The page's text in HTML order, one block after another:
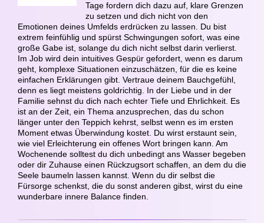
Tage fordern dich dazu auf, klare Grenzen
zu setzen und dich nicht von den
Emotionen deines Umfelds erdrücken zu lassen. Du bist
extrem feinfühlig und spürst Schwingungen sofort, was eine
große Gabe ist, solange du dich nicht selbst darin verlierst.
Im Job wird dein intuitives Gespür gefordert, wenn es darum
geht, komplexe Situationen einzuschätzen, für die es keine
einfachen Erklärungen gibt. Vertraue deinem Bauchgefühl,
denn es liegt meistens goldrichtig. In der Liebe und in der
Familie sehnst du dich nach echter Tiefe und Ehrlichkeit. Es
ist an der Zeit, ein Thema anzusprechen, das du schon
länger unter den Teppich kehrst, selbst wenn es im ersten
Moment etwas Überwindung kostet. Du wirst erstaunt sein,
wie viel Erleichterung ein offenes Wort bringen kann. Am
Wochenende solltest du dich unbedingt ans Wasser begeben
oder dir Zuhause einen Rückzugsort schaffen, an dem du die
Seele baumeln lassen kannst. Wenn du dir selbst die
Fürsorge schenkst, die du sonst anderen gibst, wirst du eine
wunderbare innere Balance finden.